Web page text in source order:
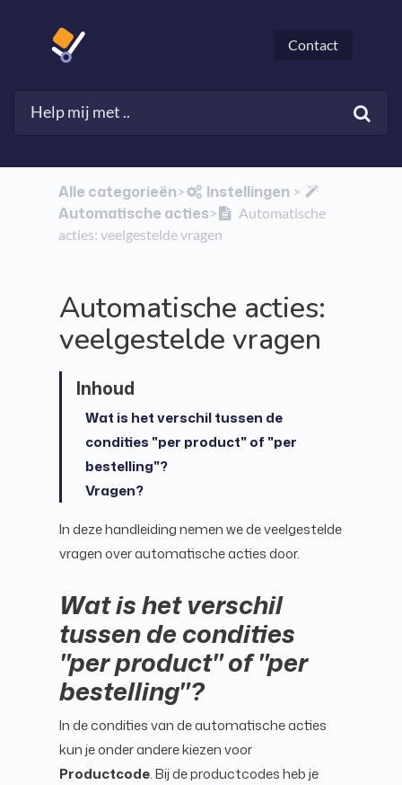
Contact
Alle categorieën​>​ ​Instellingen ​ > ​
Automatische acties​>​
Automatische
acties: veelgestelde vragen
Automatische acties:
veelgestelde vragen
Wat is het verschil tussen de
condities "per product" of "per
bestelling"?
Vragen?
In deze handleiding nemen we de veelgestelde
vragen over automatische acties door.
Wat is het verschil
tussen de condities
"per product" of "per
bestelling"?
In de condities van de automatische acties
kun je onder andere kiezen voor
Productcode. Bij de productcodes heb je